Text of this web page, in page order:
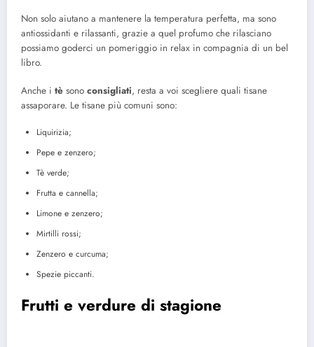
Non solo aiutano a mantenere la temperatura perfetta, ma sono
antiossidanti e rilassanti, grazie a quel profumo che rilasciano
possiamo goderci un pomeriggio in relax in compagnia di un bel
libro.
Anche i tè sono consigliati, resta a voi scegliere quali tisane
assaporare. Le tisane più comuni sono:
Liquirizia;
Pepe e zenzero;
Tè verde;
Frutta e cannella;
Limone e zenzero;
Mirtilli rossi;
Zenzero e curcuma;
Spezie piccanti.
Frutti e verdure di stagione